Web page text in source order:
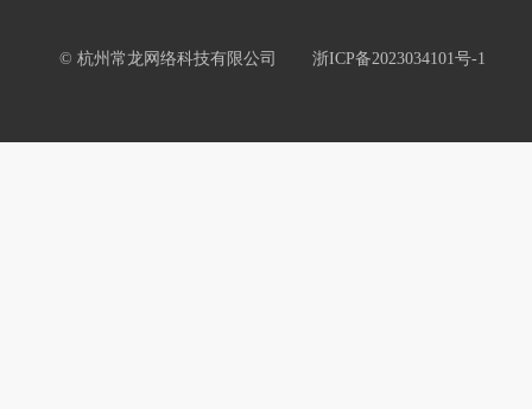
© 杭州常龙网络科技有限公司 浙ICP备2023034101号-1